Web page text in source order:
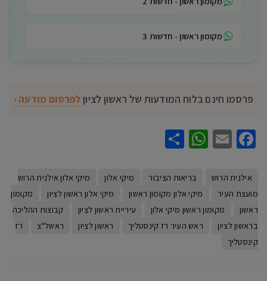
מקומון ראשון - חדשות 3
פרסמו חינם בלוח המודעות של ראשון לציון לפרסום מודעה ‹
Facebook
Email
WhatsApp
אילנית הרוש בריאות הציבור מיקי אלון
מיקי אלון אילנית הרוש
מועצת העיר
מיקי אלון מקומון ראשון מיקי אלון ראשון לציון
מקומון
ראשון
מקומון ראשון מיקי אלון עיריית ראשון לציון
קבוצות ההליכה
בראשון לציון
ראש העיר רז קינסטליך ראשון לציון ראשל"צ
רז
קינסטליך